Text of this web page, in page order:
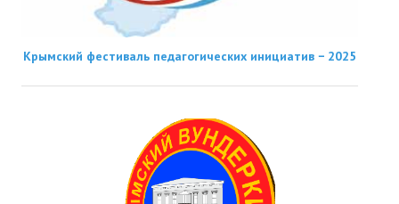
Крымский фестиваль педагогических инициатив − 2025